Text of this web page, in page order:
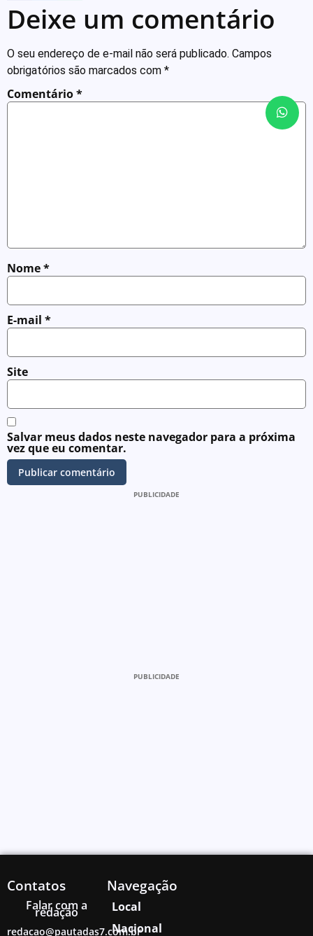
Deixe um comentário
O seu endereço de e-mail não será publicado. Campos
obrigatórios são marcados com *
Comentário*
Nome*
E-mail *
Site
Salvar meus dados neste navegador para a próxima
vez que eu comentar.
PUBLICIDADE
PUBLICIDADE
Contatos
Falar com a
redação
redacao@pautadas7.com.br
Navegação
Local
Nacional